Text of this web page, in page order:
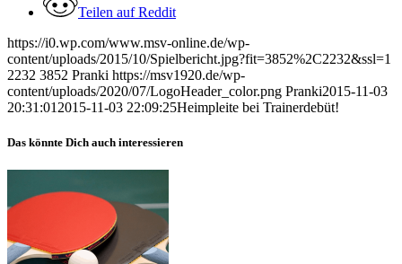
Teilen auf Reddit
https://i0.wp.com/www.msv-online.de/wp-
content/uploads/2015/10/Spielbericht.jpg?fit=3852%2C2232&ssl=1
2232 3852 Pranki https://msv1920.de/wp-
content/uploads/2020/07/LogoHeader_color.png Pranki2015-11-03
20:31:01 2015-11-03 22:09:25Heimpleite bei Trainerdebüt!
Das könnte Dich auch interessieren